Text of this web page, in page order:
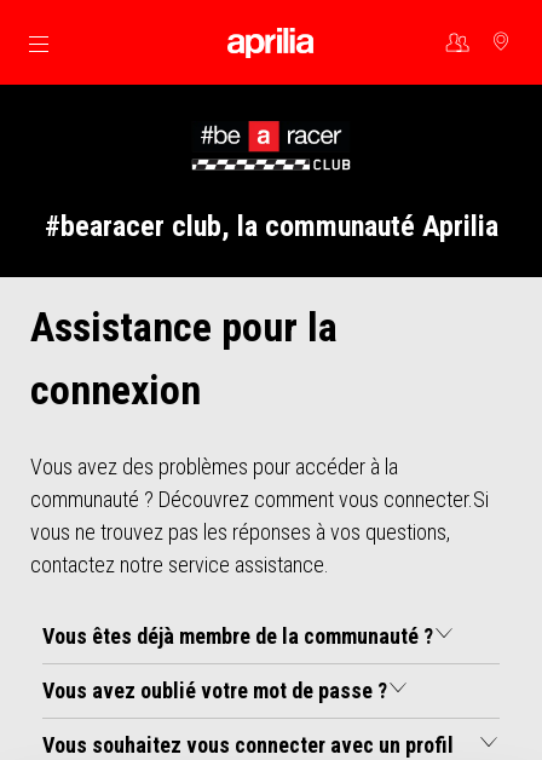
Aller au contenu principal
#bearacer club, la communauté Aprilia
Assistance pour la
connexion
Vous avez des problèmes pour accéder à la
communauté ? Découvrez comment vous connecter.Si
vous ne trouvez pas les réponses à vos questions,
contactez notre service assistance.
Vous êtes déjà membre de la communauté ?
Vous avez oublié votre mot de passe ?
Vous souhaitez vous connecter avec un profil